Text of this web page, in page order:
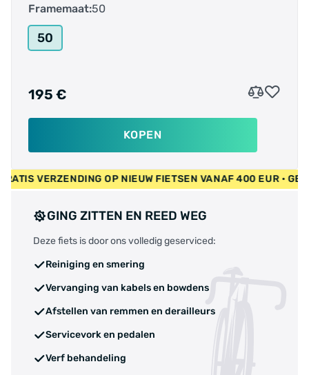
Framemaat:50
50
195 €
KOPEN
• GRATIS VERZENDING OP NIEUW FIETSEN VANAF 400 EUR
GING ZITTEN EN REED WEG
Deze fiets is door ons volledig geserviced:
Reiniging en smering
Vervanging van kabels en bowdens
Afstellen van remmen en derailleurs
Servicevork en pedalen
Verf behandeling